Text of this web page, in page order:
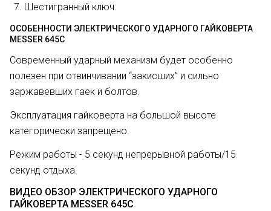
Шестигранный ключ.
ОСОБЕННОСТИ ЭЛЕКТРИЧЕСКОГО УДАРНОГО ГАЙКОВЕРТА
MESSER 645С
Современный ударный механизм будет особенно
полезен при отвинчивании “закисших” и сильно
заржавевших гаек и болтов.
Эксплуатация гайковерта на большой высоте
категорически запрещено.
Режим работы - 5 секунд непрерывной работы/15
секунд отдыха.
ВИДЕО ОБЗОР ЭЛЕКТРИЧЕСКОГО УДАРНОГО
ГАЙКОВЕРТА MESSER 645С